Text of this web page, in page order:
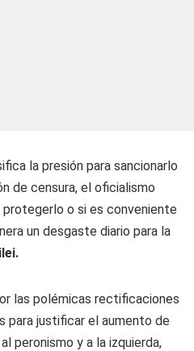
la presión para sancionarlo
de censura, el oficialismo
o si es conveniente
un desgaste diario para la
las polémicas rectificaciones
para justificar el aumento de
peronismo y a la izquierda,